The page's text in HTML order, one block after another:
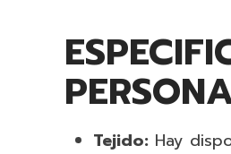
Tejido: Hay